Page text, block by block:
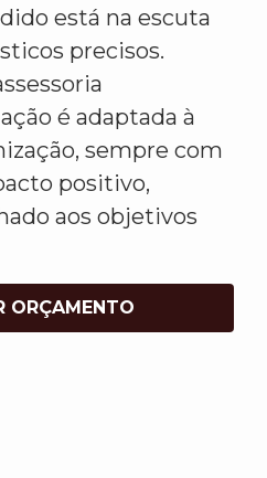
está na escuta
precisos.
é adaptada à
sempre com
positivo,
aos objetivos
ORÇAMENTO